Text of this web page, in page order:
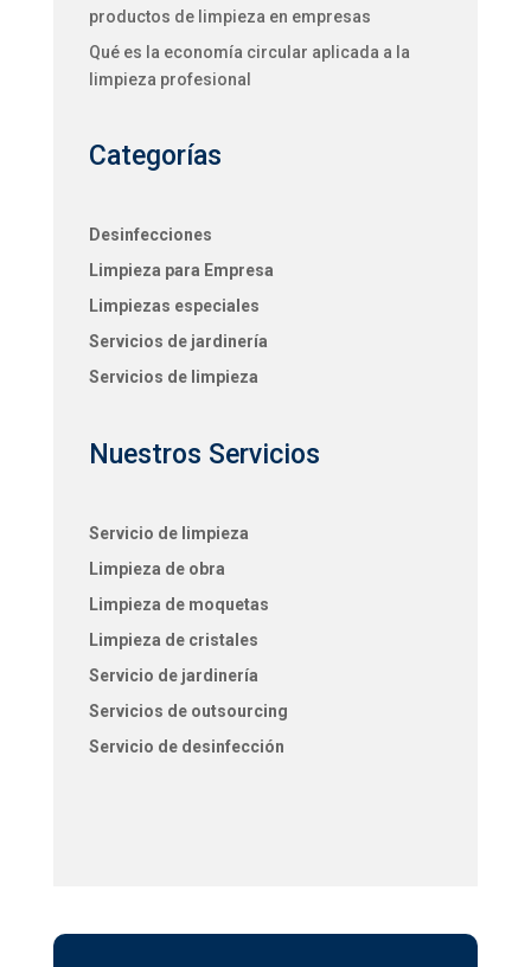
productos de limpieza en empresas
Qué es la economía circular aplicada a la
limpieza profesional
Categorías
Desinfecciones
Limpieza para Empresa
Limpiezas especiales
Servicios de jardinería
Servicios de limpieza
Nuestros Servicios
Servicio de limpieza
Limpieza de obra
Limpieza de moquetas
Limpieza de cristales
Servicio de jardinería
Servicios de outsourcing
Servicio de desinfección